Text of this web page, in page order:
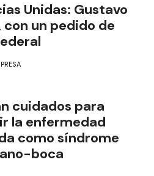
Unidas: Gustavo
con un pedido de
cuidados para
la enfermedad
como síndrome
boca